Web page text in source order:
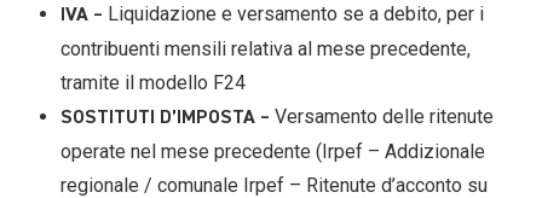
IVA – Liquidazione e versamento se a debito, per i
contribuenti mensili relativa al mese precedente,
tramite il modello F24
SOSTITUTI D’IMPOSTA – Versamento delle ritenute
operate nel mese precedente (Irpef – Addizionale
regionale / comunale Irpef – Ritenute d’acconto su